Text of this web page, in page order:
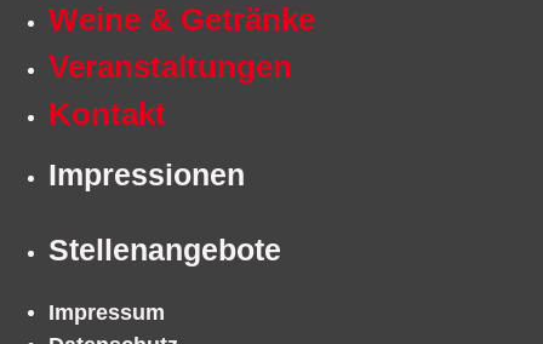
Weine & Getränke
Veranstaltungen
Kontakt
Impressionen
Stellenangebote
Impressum